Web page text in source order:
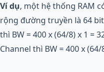
Ví dụ, một hệ thống RAM
rộng đường truyền là 64
thì BW = 400 x (64/8) x 1 =
Channel thì BW = 400 x